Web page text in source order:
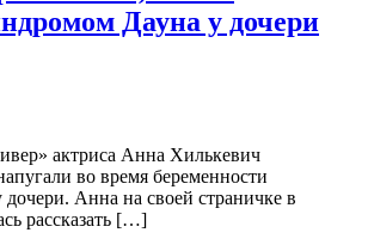
Дауна у дочери
актриса Анна Хилькевич
во время беременности
Анна на своей страничке в
рассказать […]